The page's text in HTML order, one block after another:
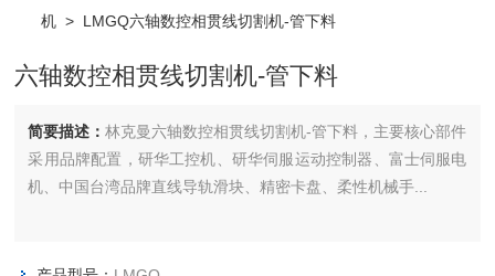
机 > LMGQ六轴数控相贯线切割机-管下料
六轴数控相贯线切割机-管下料
简要描述：林克曼六轴数控相贯线切割机-管下料，主要核心部件
采用品牌配置，研华工控机、研华伺服运动控制器、富士伺服电
机、中国台湾品牌直线导轨滑块、精密卡盘、柔性机械手...